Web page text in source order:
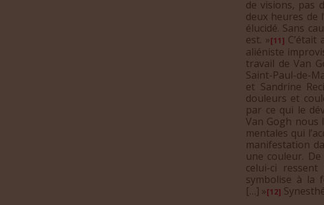
de visions, pas
deux heures de
élucidé. Sans
est. »[11]
aliéniste
travail de Van
Saint-Paul-de-
et Sandrine
douleurs et
par ce qui le
Van Gogh
mentales qui
manifestation
une couleur.
celui-ci
symbolise à la
[…] »[12]